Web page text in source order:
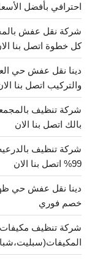
احترافي بأفضل
كل خطوة اتصل بنا
والتركيب اتصل بنا
بالك اتصل بنا الان
99% اتصل بنا الان
خصم فوري